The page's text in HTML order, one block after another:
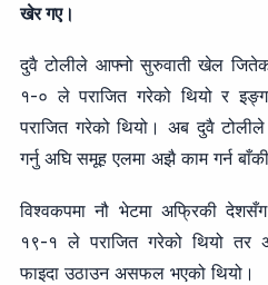
खेर गए।
दुवै टोलीले आफ्नो सुरुवाती खेल
१-० ले पराजित गरेको थियो र
पराजित गरेको थियो। अब दुवै
गर्नु अघि समूह एलमा अझै काम गर्न
विश्वकपमा नौ भेटमा अफ्रिकी
१९-१ ले पराजित गरेको थियो तर
फाइदा उठाउन असफल भएको थियो।